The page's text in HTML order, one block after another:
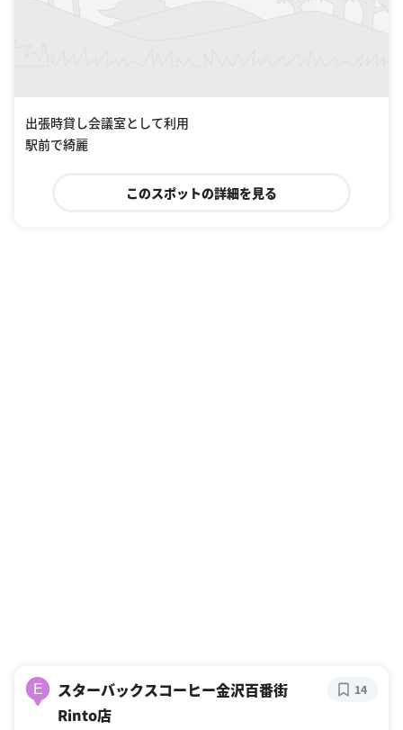
出張時貸し会議室として利用
駅前で綺麗
このスポットの詳細を見る
E
スターバックスコーヒー金沢百番街
Rinto店
14